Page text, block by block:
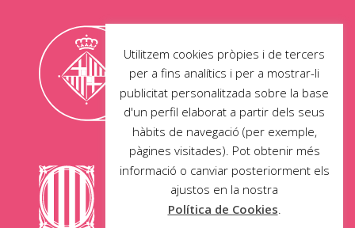
Utilitzem cookies pròpies i de tercers
per a fins analítics i per a mostrar-li
publicitat personalitzada sobre la base
d'un perfil elaborat a partir dels seus
hàbits de navegació (per exemple,
pàgines visitades). Pot obtenir més
informació o canviar posteriorment els
ajustos en la nostra
Política de Cookies